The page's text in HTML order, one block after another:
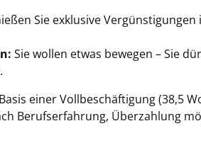
Sie exklusive
Sie wollen etwas bewegen – Sie
einer Vollbeschäftigung (38,5
Berufserfahrung, Überzahlung